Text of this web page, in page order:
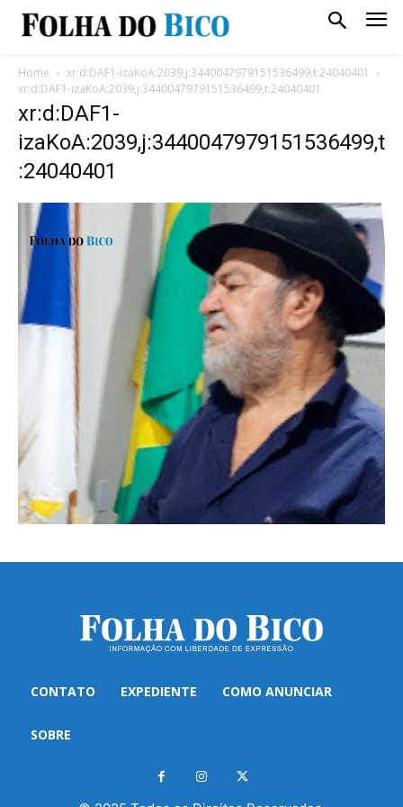
Home
xr:d:DAF1-izaKoA:2039,j:3440047979151536499,t:24040401
xr:d:DAF1-izaKoA:2039,j:3440047979151536499,t:24040401
xr:d:DAF1-
izaKoA:2039,j:3440047979151536499,t
:24040401
CONTATO EXPEDIENTE COMO ANUNCIAR
SOBRE